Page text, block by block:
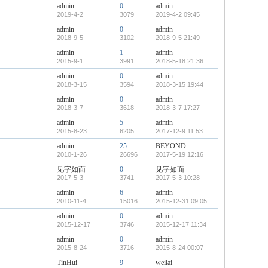
admin
2019-4-2
0
3079
admin
2019-4-2 09:45
admin
2018-9-5
0
3102
admin
2018-9-5 21:49
admin
2015-9-1
1
3991
admin
2018-5-18 21:36
admin
2018-3-15
0
3594
admin
2018-3-15 19:44
admin
2018-3-7
0
3618
admin
2018-3-7 17:27
admin
2015-8-23
5
6205
admin
2017-12-9 11:53
admin
2010-1-26
25
26696
BEYOND
2017-5-19 12:16
见字如面
2017-5-3
0
3741
见字如面
2017-5-3 10:28
admin
2010-11-4
6
15016
admin
2015-12-31 09:05
admin
2015-12-17
0
3746
admin
2015-12-17 11:34
admin
2015-8-24
0
3716
admin
2015-8-24 00:07
TinHui 9 weilai